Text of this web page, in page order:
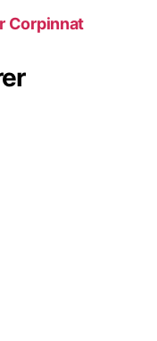
Corpinnat